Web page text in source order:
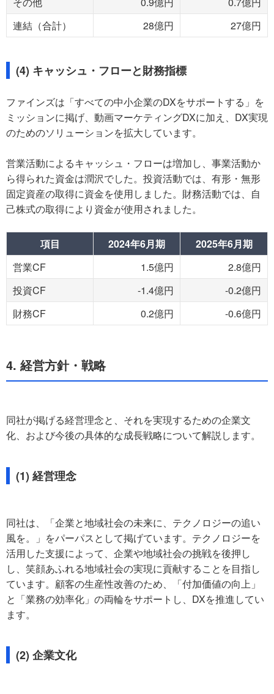
連結（合計）
28億円 27億円
(4) キャッシュ・フローと財務指標
ファインズは「すべての中小企業のDXをサポートする」を
ミッションに掲げ、動画マーケティングDXに加え、DX実現
のためのソリューションを拡大しています。
営業活動によるキャッシュ・フローは増加し、事業活動か
ら得られた資金は潤沢でした。投資活動では、有形・無形
固定資産の取得に資金を使用しました。財務活動では、自
己株式の取得により資金が使用されました。
項目 2024年6月期
2025年6月期
営業CF
1.5億円
2.8億円
投資CF
-1.4億円
-0.2億円
財務CF
0.2億円 -0.6億円
4. 経営方針・戦略
同社が掲げる経営理念と、それを実現するための企業文
化、および今後の具体的な成長戦略について解説します。
(1) 経営理念
同社は、「企業と地域社会の未来に、テクノロジーの追い
風を。」をパーパスとして掲げています。テクノロジーを
活用した支援によって、企業や地域社会の挑戦を後押し
し、笑顔あふれる地域社会の実現に貢献することを目指し
ています。顧客の生産性改善のため、「付加価値の向上」
と「業務の効率化」の両輪をサポートし、DXを推進してい
ます。
(2) 企業文化